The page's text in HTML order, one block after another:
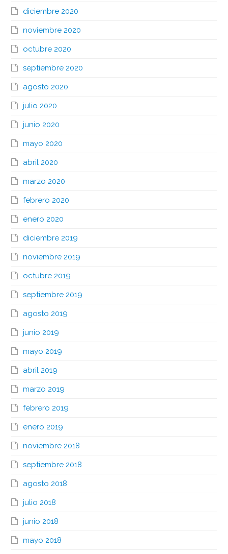
diciembre 2020
noviembre 2020
octubre 2020
septiembre 2020
agosto 2020
julio 2020
junio 2020
mayo 2020
abril 2020
marzo 2020
febrero 2020
enero 2020
diciembre 2019
noviembre 2019
octubre 2019
septiembre 2019
agosto 2019
junio 2019
mayo 2019
abril 2019
marzo 2019
febrero 2019
enero 2019
noviembre 2018
septiembre 2018
agosto 2018
julio 2018
junio 2018
mayo 2018